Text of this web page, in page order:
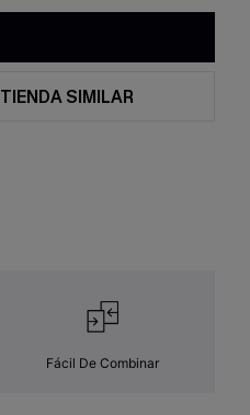
TIENDA SIMILAR
Fácil De Combinar